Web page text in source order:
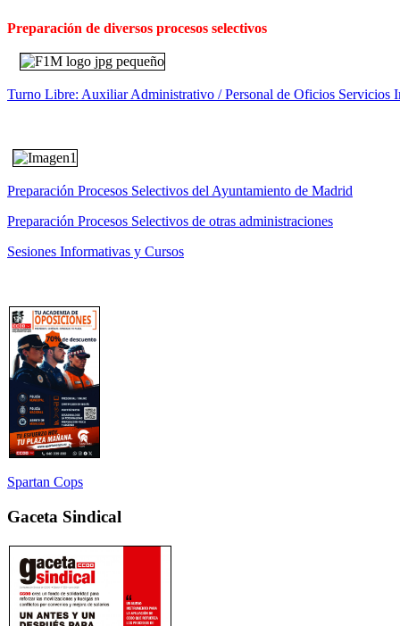
Preparación de diversos procesos selectivos
Turno Libre: Auxiliar Administrativo / Personal de Oficios Servicios
Preparación Procesos Selectivos del Ayuntamiento de Madrid
Preparación Procesos Selectivos de otras administraciones
Sesiones Informativas y Cursos
Spartan Cops
Gaceta Sindical